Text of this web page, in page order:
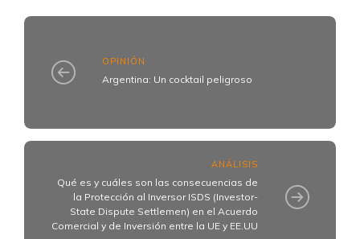
OPINIÓN
Argentina: Un cocktail peligroso
ANÁLISIS
Qué es y cuáles son las consecuencias de
la Protección al Inversor ISDS (Investor-
State Dispute Settlemen) en el Acuerdo
Comercial y de Inversión entre la UE y EE.UU